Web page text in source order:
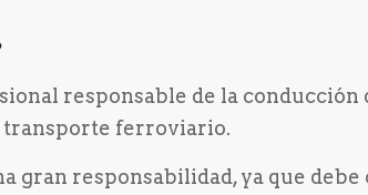
responsable de la conducción
transporte ferroviario.
gran responsabilidad, ya que